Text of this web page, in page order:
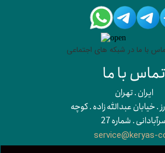
با ما در شبکه های اجتماعی
تماس با ما
​​ایران . تهران
. خیابان عبدالله زاده . کوچه
. شماره 27
service@keryas-